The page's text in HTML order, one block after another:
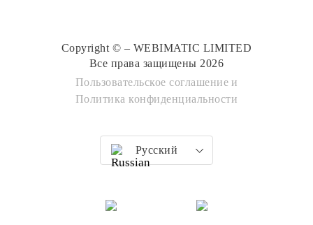
Copyright © – WEBIMATIC LIMITED
Все права защищены 2026
Пользовательское соглашение и
Политика конфиденциальности
Русский